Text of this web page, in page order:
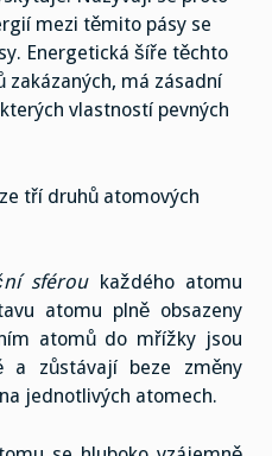
mezi těmito pásy se
Energetická šíře těchto
zakázaných, má zásadní
vlastností pevných
tří druhů atomových
sféroukaždého atomu
atomu plně obsazeny
atomů do mřížky jsou
a zůstávají beze změny
jednotlivých atomech.